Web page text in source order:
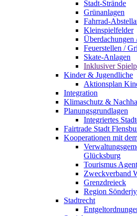
Stadt-Strände
Grünanlagen
Fahrrad-
Kleinspielfelder
Überdachungen
Feuerstellen /
Skate-Anlagen
Inklusiver
Kinder & Jugendliche
Aktionsplan
Integration
Klimaschutz &
Planungsgrundlagen
Integriertes
Fairtrade Stadt
Kooperationen mit
Glücksburg
Tourismus
Zweckverband
Grenzdreieck
Region
Stadtrecht